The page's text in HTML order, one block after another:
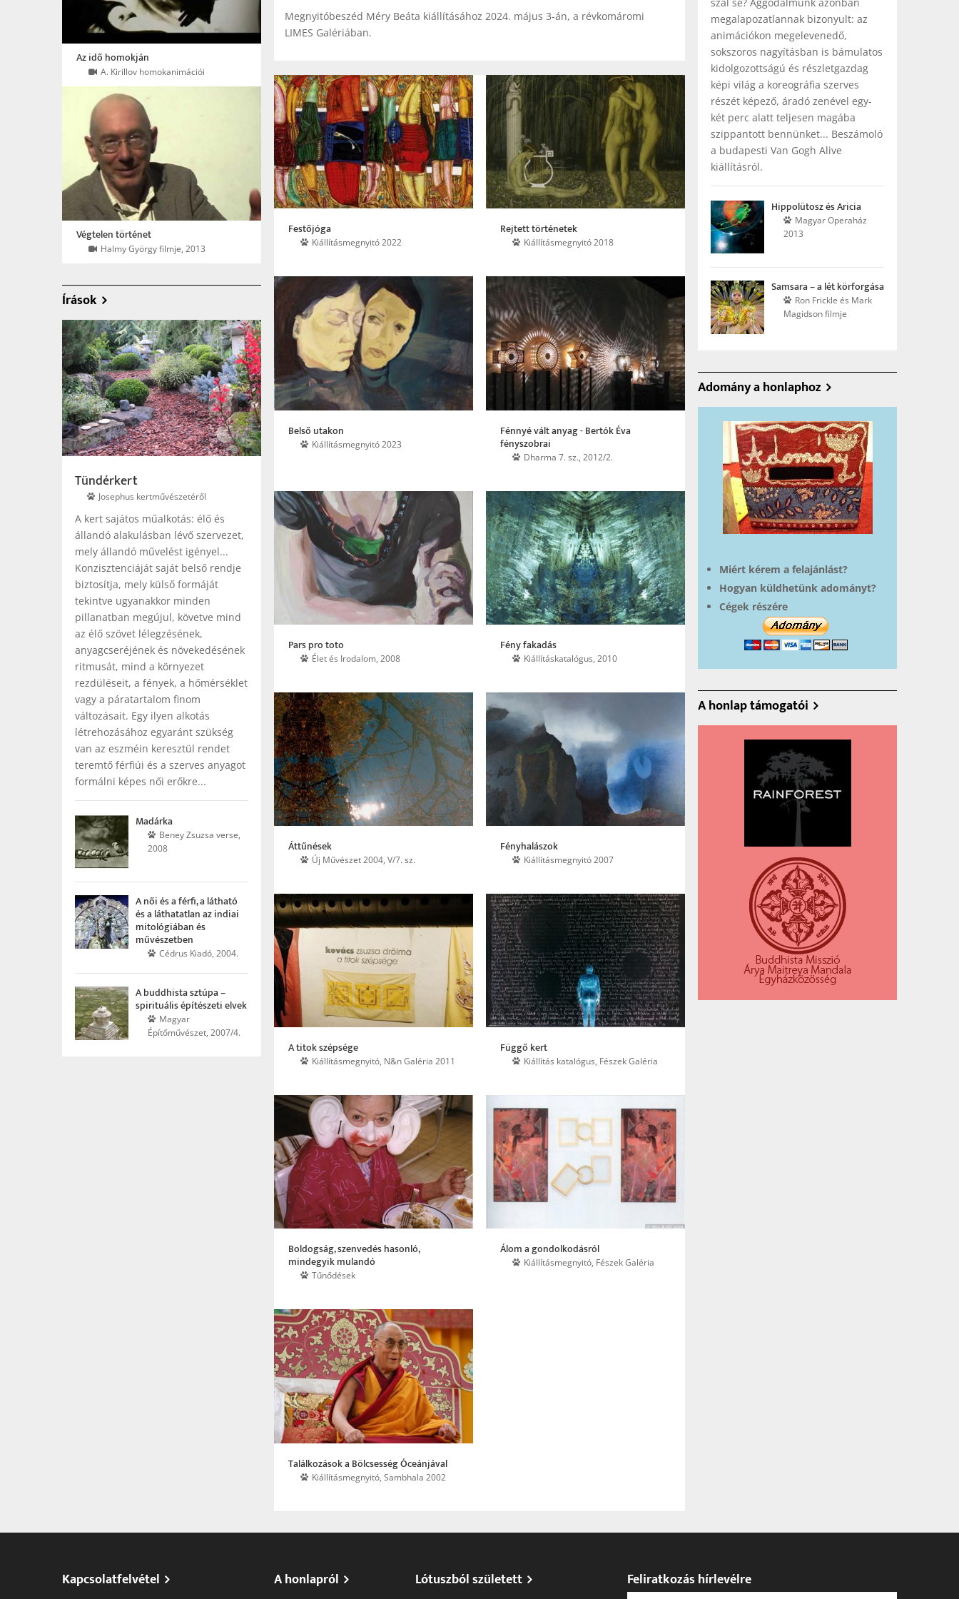
Az idő homokján
A. Kirillov homokanimációi
Végtelen történet
Halmy György filmje, 2013
Írások
Tündérkert
Josephus kertművészetéről
A kert sajátos műalkotás: élő és
állandó alakulásban lévő szervezet,
mely állandó művelést igényel...
Konzisztenciáját saját belső rendje
biztosítja, mely külső formáját
tekintve ugyanakkor minden
pillanatban megújul, követve mind
az élő szövet lélegzésének,
anyagcseréjének és növekedésének
ritmusát, mind a környezet
rezdüléseit, a fények, a hőmérséklet
vagy a páratartalom finom
változásait. Egy ilyen alkotás
létrehozásához egyaránt szükség
van az eszméin keresztül rendet
teremtő férfiúi és a szerves anyagot
formálni képes női erőkre...
Madárka
Beney Zsuzsa verse,
2008
A női és a férfi, a látható
és a láthatatlan az indiai
mitológiában és
művészetben
Cédrus Kiadó, 2004.
A buddhista sztúpa –
spirituális építészeti elvek
Magyar
Építőművészet, 2007/4.
Megnyitóbeszéd Méry Beáta kiállításához 2024. május 3-án, a révkomáromi
LIMES Galériában.
Festőjóga
Kiállításmegnyitó 2022
Rejtett történetek
Kiállításmegnyitó 2018
Belső utakon
Kiállításmegnyitó 2023
Fénnyé vált anyag - Bertók Éva
fényszobrai
Dharma 7. sz., 2012/2.
Pars pro toto
Élet és Irodalom, 2008
Fény fakadás
Kiállításkatalógus, 2010
Áttűnések
Új Művészet 2004, V/7. sz.
Fényhalászok
Kiállításmegnyitó 2007
A titok szépsége
Kiállításmegnyitó, N&n Galéria 2011
Függő kert
Kiállítás katalógus, Fészek Galéria
Boldogság, szenvedés hasonló,
mindegyik mulandó
Tűnődések
Álom a gondolkodásról
Kiállításmegnyitó, Fészek Galéria
Találkozások a Bölcsesség Óceánjával
Kiállításmegnyitó, Sambhala 2002
szál se? Aggodalmunk azonban
megalapozatlannak bizonyult: az
animációkon megelevenedő,
sokszoros nagyításban is bámulatos
kidolgozottságú és részletgazdag
képi világ a koreográfia szerves
részét képező, áradó zenével egy-
két perc alatt teljesen magába
szippantott bennünket... Beszámoló
a budapesti Van Gogh Alive
kiállításról.
Hippolütosz és Aricia
Magyar Operaház
2013
Samsara – a lét körforgása
Ron Frickle és Mark
Magidson filmje
Adomány a honlaphoz
Miért kérem a felajánlást?
Hogyan küldhetünk adományt?
Cégek részére
A honlap támogatói
Kapcsolatfelvétel A honlapról Lótuszból született Feliratkozás hírlevélre